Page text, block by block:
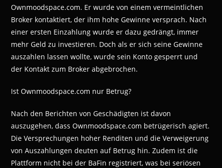
Ownmoodspace.com. Er wurde von einem vermeintlichen
Broker kontaktiert, der ihm hohe Gewinne versprach. Nach
einer ersten Einzahlung wurde er dazu gedrängt, immer
mehr Geld zu investieren. Doch als er sich seine Gewinne
auszahlen lassen wollte, wurde sein Konto gesperrt und
der Kontakt zum Broker abgebrochen.
Ist Ownmoodspace.com nur Betrug?
Nach den Berichten von Geschädigten ist davon
auszugehen, dass Ownmoodspace.com betrügerisch agiert.
Die Versprechungen hoher Renditen und die Verweigerung
von Auszahlungen deuten auf Betrug hin. Zudem ist die
Plattform nicht bei der BaFin registriert, was bei seriösen